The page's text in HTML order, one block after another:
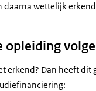
daarna wettelijk
opleiding
erkend? Dan heeft dit